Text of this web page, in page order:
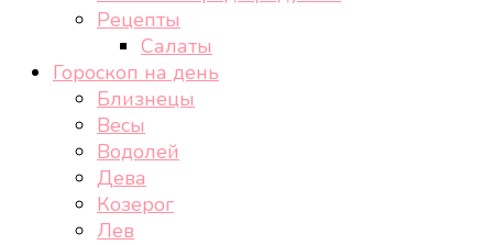
Рецепты
Салаты
Гороскоп на день
Близнецы
Весы
Водолей
Дева
Козерог
Лев